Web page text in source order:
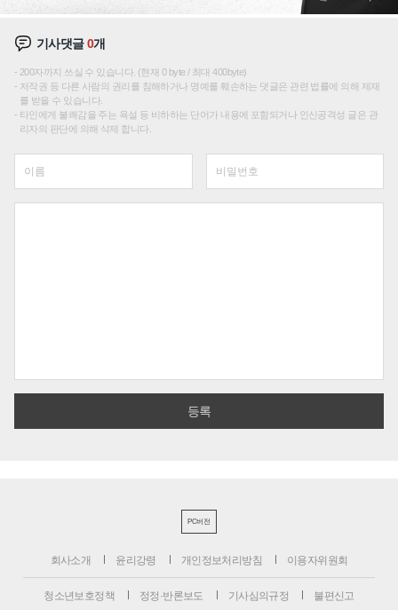
기사댓글0개
200자까지 쓰실 수 있습니다. (현재 0 byte / 최대 400byte)
저작권 등 다른 사람의 권리를 침해하거나 명예를 훼손하는 댓글은 관련 법률에 의해 제재
를 받을 수 있습니다.
타인에게 불쾌감을 주는 욕설 등 비하하는 단어가 내용에 포함되거나 인신공격성 글은 관
리자의 판단에 의해 삭제 합니다.
PC버전
회사소개 윤리강령 개인정보처리방침 이용자위원회
청소년보호정책 정정·반론보도 기사심의규정 불편신고